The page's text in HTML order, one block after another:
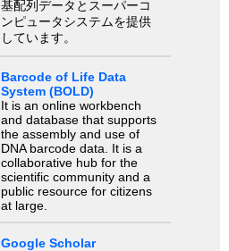
基配列データとスーパーコ
ンピュータシステムを提供
しています。
Barcode of Life Data
System (BOLD)
It is an online workbench
and database that supports
the assembly and use of
DNA barcode data. It is a
collaborative hub for the
scientific community and a
public resource for citizens
at large.
Google Scholar